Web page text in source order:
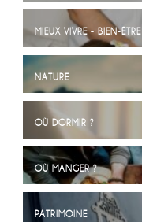
MIEUX VIVRE - BIEN-ÊTRE
NATURE
OÙ DORMIR ?
OÙ MANGER ?
PATRIMOINE